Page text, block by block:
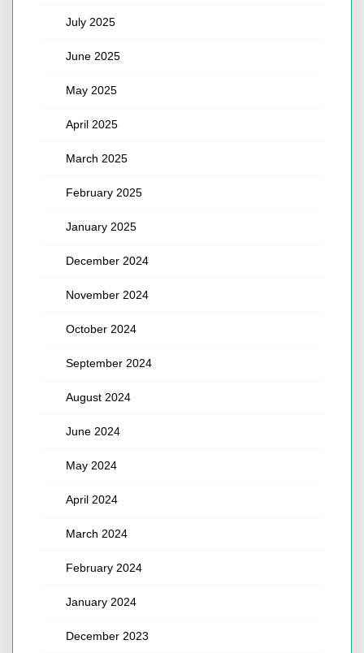
July 2025
June 2025
May 2025
April 2025
March 2025
February 2025
January 2025
December 2024
November 2024
October 2024
September 2024
August 2024
June 2024
May 2024
April 2024
March 2024
February 2024
January 2024
December 2023